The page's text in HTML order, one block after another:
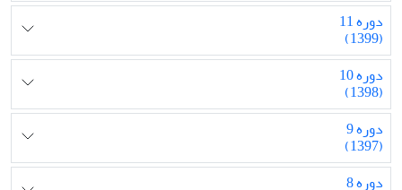
دوره 11
(1399)
دوره 10
(1398)
دوره 9
(1397)
دوره 8